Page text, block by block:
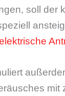
soll der
mit